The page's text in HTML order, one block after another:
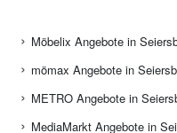
Möbelix Angebote in
mömax Angebote in
METRO Angebote in
MediaMarkt Angebote in